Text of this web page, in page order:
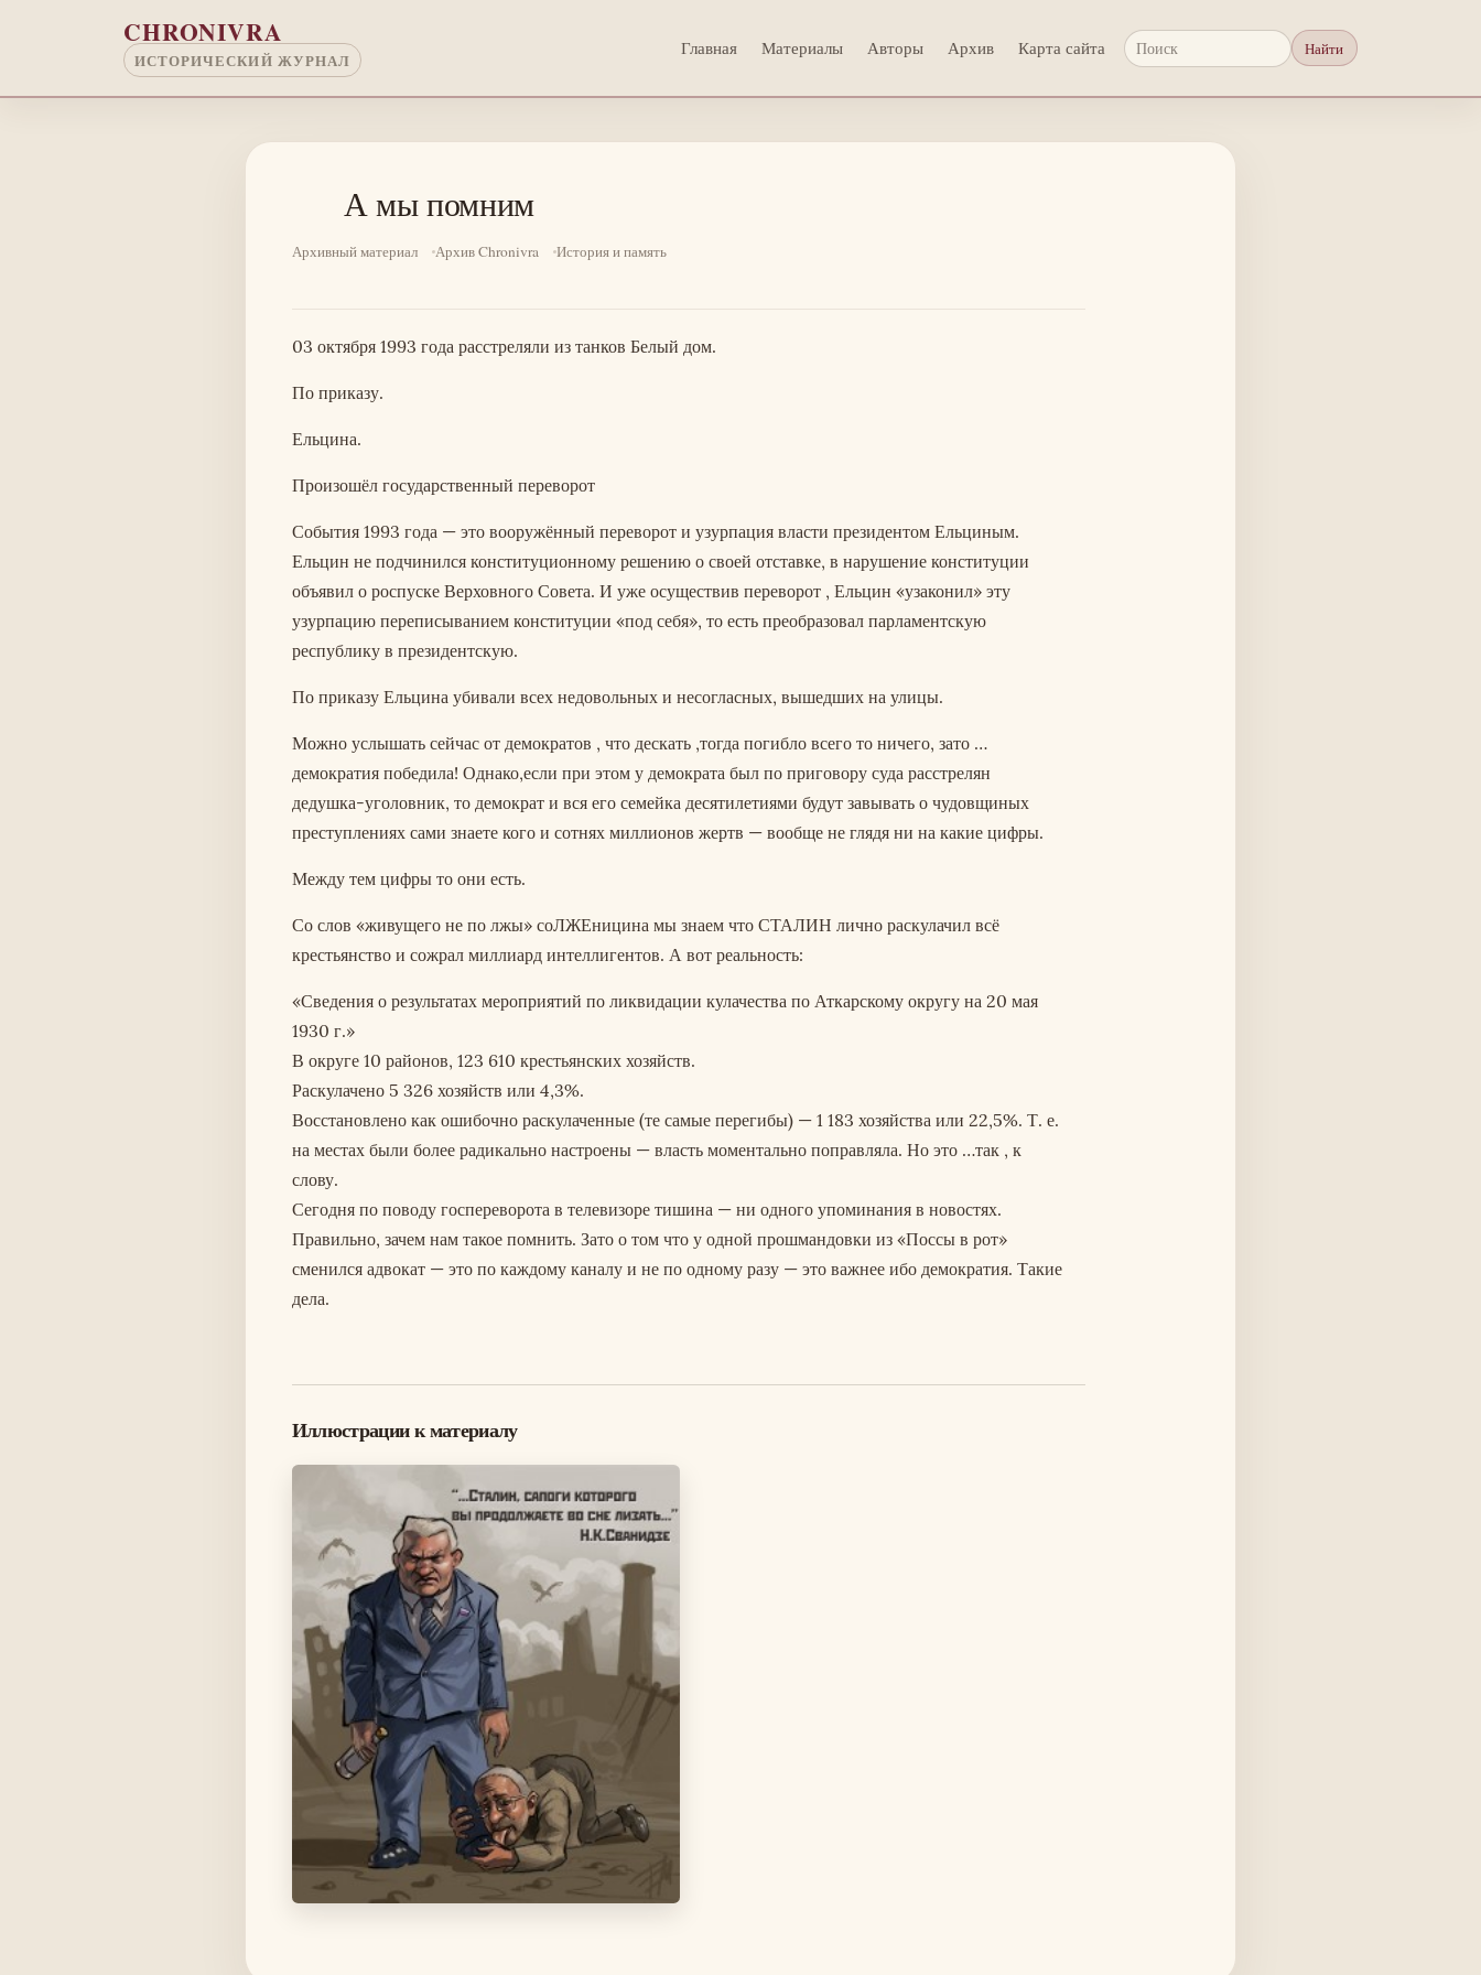
CHRONIVRA
ИСТОРИЧЕСКИЙ ЖУРНАЛ
Главная Материалы Авторы Архив Карта сайта
Поиск
Найти
А мы помним
Архивный материал Архив Chronivra История и память
03 октября 1993 года расстреляли из танков Белый дом.
По приказу.
Ельцина.
Произошёл государственный переворот
События 1993 года — это вооружённый переворот и узурпация власти президентом Ельциным.
Ельцин не подчинился конституционному решению о своей отставке, в нарушение конституции
объявил о роспуске Верховного Совета. И уже осуществив переворот , Ельцин «узаконил» эту
узурпацию переписыванием конституции «под себя», то есть преобразовал парламентскую
республику в президентскую.
По приказу Ельцина убивали всех недовольных и несогласных, вышедших на улицы.
Можно услышать сейчас от демократов , что дескать ,тогда погибло всего то ничего, зато …
демократия победила! Однако,если при этом у демократа был по приговору суда расстрелян
дедушка-уголовник, то демократ и вся его семейка десятилетиями будут завывать о чудовщиных
преступлениях сами знаете кого и сотнях миллионов жертв — вообще не глядя ни на какие цифры.
Между тем цифры то они есть.
Со слов «живущего не по лжы» соЛЖЕницина мы знаем что СТАЛИН лично раскулачил всё
крестьянство и сожрал миллиард интеллигентов. А вот реальность:
«Сведения о результатах мероприятий по ликвидации кулачества по Аткарскому округу на 20 мая
1930 г.»
В округе 10 районов, 123 610 крестьянских хозяйств.
Раскулачено 5 326 хозяйств или 4,3%.
Восстановлено как ошибочно раскулаченные (те самые перегибы) — 1 183 хозяйства или 22,5%. Т. е.
на местах были более радикально настроены — власть моментально поправляла. Но это …так , к
слову.
Сегодня по поводу госпереворота в телевизоре тишина — ни одного упоминания в новостях.
Правильно, зачем нам такое помнить. Зато о том что у одной прошмандовки из «Поссы в рот»
сменился адвокат — это по каждому каналу и не по одному разу — это важнее ибо демократия. Такие
дела.
Иллюстрации к материалу